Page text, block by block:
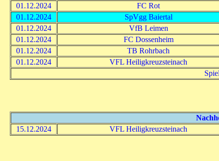
01.12.2024
FC Rot
01.12.2024
SpVgg Baiertal
01.12.2024
VfB Leimen
01.12.2024
FC Dossenheim
01.12.2024
TB Rohrbach
01.12.2024
VFL Heiligkreuzsteinach
15.12.2024
VFL Heiligkreuzsteinach